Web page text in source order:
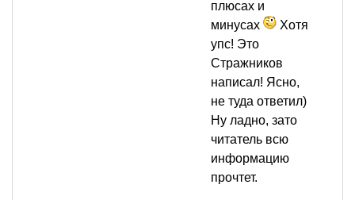
плюсах и
минусах
Хотя
упс! Это
Стражников
написал! Ясно,
не туда ответил)
Ну ладно, зато
читатель всю
информацию
прочтет.